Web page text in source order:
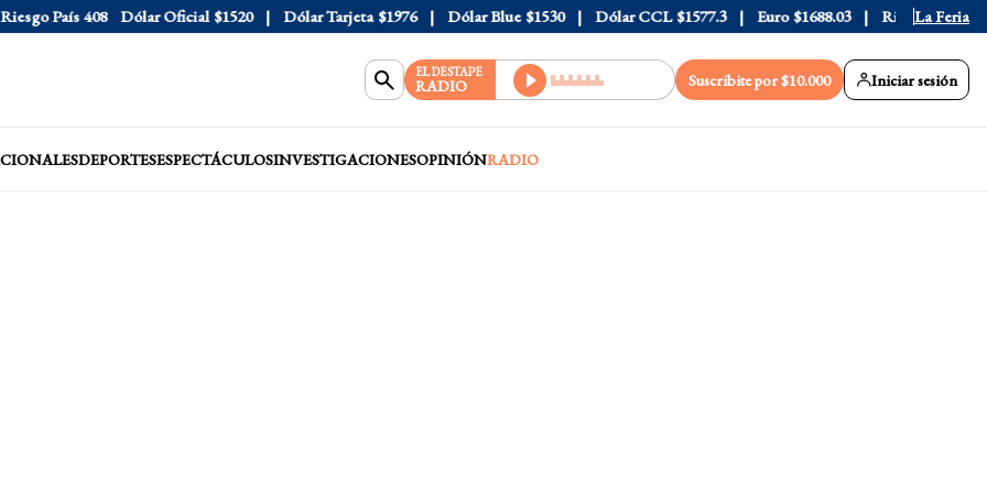
País 408 Dólar Oficial $1520 Dólar Tarjeta $1976 Dólar Blue $1530 Dólar CCL $1577.3 Euro $1688.03 Riesgo País 408
La Feria
EL DESTAPE
RADIO Suscribite por $10.000 Iniciar sesión
DEPORTESESPECTÁCULOSINVESTIGACIONESOPINIÓNRADIO